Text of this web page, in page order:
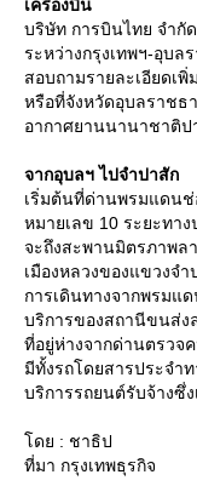
เครื่องบิน
บริษัท การบินไทย จำกั
ระหว่างกรุงเทพฯ-อุบล
สอบถามรายละเอียดเ
หรือที่จังหวัดอุบลราชธ
อากาศยานนานาชาติป
จากอุบลฯ ไปจำปาสัก
เริ่มต้นที่ด่านพรมแดนช่
หมายเลข 10 ระยะทา
จะถึงสะพานมิตรภาพล
เมืองหลวงของแขวงจำ
การเดินทางจากพรมแ
บริการของสถานีขนส่ง
ที่อยู่ห่างจากด่านตรวจค
มีทั้งรถโดยสารประจำ
บริการรถยนต์รับจ้างซึ่ง
ดย : ชาธิป
ที่มา กรุงเทพธุรกิจ